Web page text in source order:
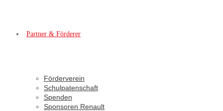
Partner & Förderer
Förderverein
Schulpatenschaft
Spenden
Sponsoren Renault